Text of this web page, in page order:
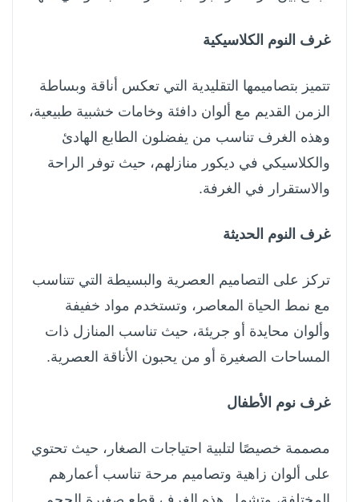
غرف النوم الكلاسيكية
تتميز بتصاميمها التقليدية التي تعكس أناقة وبساطة
الزمن القديم مع ألوان دافئة وخامات خشبية طبيعية،
وهذه الغرف تناسب من يفضلون الطابع الهادئ
والكلاسيكي في ديكور منازلهم، حيث توفر الراحة
والاستقرار في الغرفة.
غرف النوم الحديثة
تركز على التصاميم العصرية والبسيطة التي تتناسب
مع نمط الحياة المعاصر، وتستخدم مواد خفيفة
وألوان محايدة أو جريئة، حيث تناسب المنازل ذات
المساحات الصغيرة أو من يحبون الأناقة العصرية.
غرف نوم الأطفال
مصممة خصيصًا لتلبية احتياجات الصغار، حيث تحتوي
على ألوان زاهية وتصاميم مرحة تناسب أعمارهم